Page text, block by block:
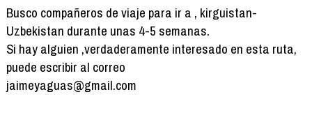
Busco compañeros de viaje para ir a , kirguistan-
Uzbekistan durante unas 4-5 semanas.
Si hay alguien ,verdaderamente interesado en esta ruta,
puede escribir al correo
jaimeyaguas@gmail.com